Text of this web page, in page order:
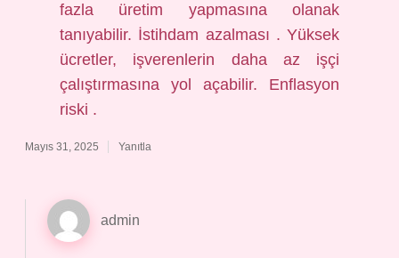
fazla üretim yapmasına olanak
tanıyabilir. İstihdam azalması . Yüksek
ücretler, işverenlerin daha az işçi
çalıştırmasına yol açabilir. Enflasyon
riski .
Mayıs 31, 2025 Yanıtla
admin